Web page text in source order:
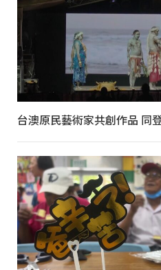
台澳原民藝術家共創作品 同